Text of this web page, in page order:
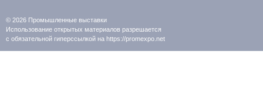
© 2026 Промышленные выставки
Использование открытых материалов разрешается
с обязательной гиперссылкой на https://promexpo.net